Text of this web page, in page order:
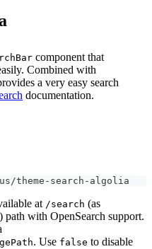
component that
Combined with
a very easy search
documentation.
theme-search-algolia
at /search (as
path with OpenSearch support.
. Use false to disable